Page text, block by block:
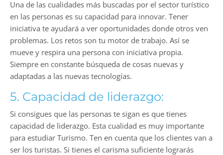
Una de las cualidades más buscadas por el sector turístico
en las personas es su capacidad para innovar. Tener
iniciativa te ayudará a ver oportunidades donde otros ven
problemas. Los retos son tu motor de trabajo. Así se
mueve y respira una persona con iniciativa propia.
Siempre en constante búsqueda de cosas nuevas y
adaptadas a las nuevas tecnologías.
5. Capacidad de liderazgo:
Si consigues que las personas te sigan es que tienes
capacidad de liderazgo. Esta cualidad es muy importante
para estudiar Turismo. Ten en cuenta que los clientes van a
ser los turistas. Si tienes el carisma suficiente lograrás